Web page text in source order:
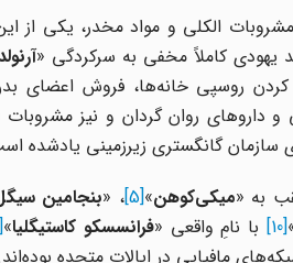
الکلی و مواد مخدر، یکی از
یهودی کاملاً مخفی به سرکردگی «
روسپی خانه‌ها، فروش اعضای
روان گردان و نیز مشروبات
سازمان گانگستری زیرزمینی یادشده
به «میکی‌کوهن»
[5] ، «بنجامین
[10] با نامِ واقعی «فرانسسکو کاستیگلیا»
[11]
مافیایی در ایالات متحده